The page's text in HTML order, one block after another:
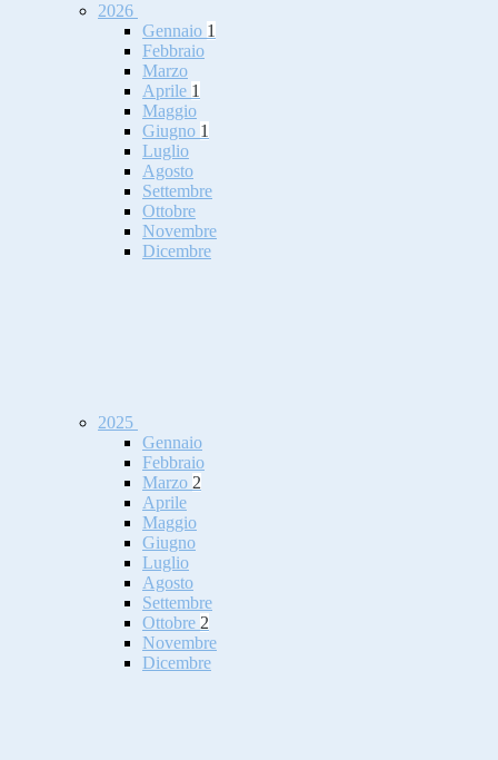
2026
Gennaio 1
Febbraio
Marzo
Aprile 1
Maggio
Giugno 1
Luglio
Agosto
Settembre
Ottobre
Novembre
Dicembre
2025
Gennaio
Febbraio
Marzo 2
Aprile
Maggio
Giugno
Luglio
Agosto
Settembre
Ottobre 2
Novembre
Dicembre